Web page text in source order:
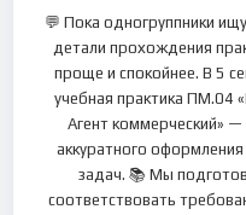
💬 Пока одногруппники
детали прохождения
проще и спокойнее. В 5
учебная практика ПМ.04
Агент коммерческий»
аккуратного
задач. 📚 Мы
соответствовать